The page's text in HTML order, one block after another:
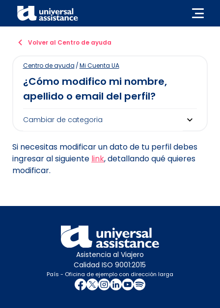
Volver al Centro de ayuda
Centro de ayuda /Mi Cuenta UA
¿Cómo modifico mi nombre,
apellido o email del perfil?
Si necesitas modificar un dato de tu perfil debes
ingresar al siguiente link, detallando qué quieres
modificar.
Asistencia al Viajero
Calidad ISO 9001:2015
País - Oficina de ejemplo con dirección larga